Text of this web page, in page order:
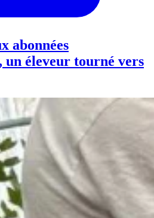
abonnées
un éleveur tourné vers